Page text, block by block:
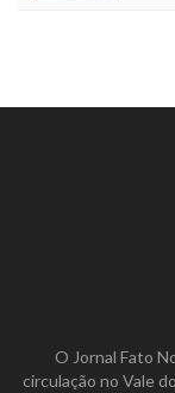
O Jornal Fato
circulação no Vale